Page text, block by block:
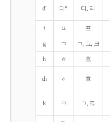
d' 디* 디, 티
f ㅍ 프
g ㄱ ㄱ, 그, 크
h ㅎ 흐
ch ㅎ 흐
k ㅋ ㄱ, 크